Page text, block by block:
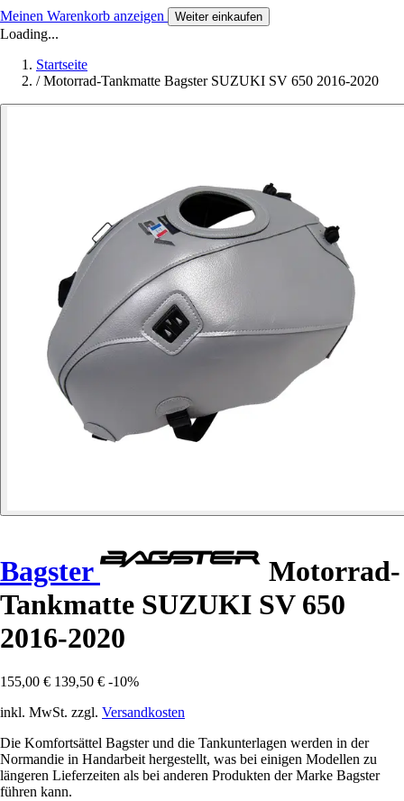
Meinen Warenkorb anzeigen Weiter einkaufen
Loading...
Startseite
/ Motorrad-Tankmatte Bagster SUZUKI SV 650 2016-2020
Bagster
Motorrad-
Tankmatte SUZUKI SV 650
2016-2020
155,00 € 139,50 € -10%
inkl. MwSt. zzgl. Versandkosten
Die Komfortsättel Bagster und die Tankunterlagen werden in der
Normandie in Handarbeit hergestellt, was bei einigen Modellen zu
längeren Lieferzeiten als bei anderen Produkten der Marke Bagster
führen kann.